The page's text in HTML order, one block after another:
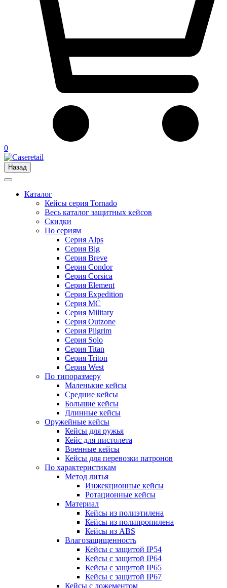
0
Назад
Каталог
Кейсы серия Tornado
Весь каталог защитных кейсов
Скидки
По сериям
Серия Alps
Серия Big
Серия Breve
Серия Condor
Серия Corsica
Серия Element
Серия Expedition
Серия MC
Серия Military
Серия Outzone
Серия Pilgrim
Серия Solo
Серия Titan
Серия Triton
Серия West
По типоразмеру
Маленькие кейсы
Средние кейсы
Большие кейсы
Длинные кейсы
Оружейные кейсы
Кейсы для ружья
Кейс для пистолета
Военные кейсы
Кейсы для перевозки патронов
По характеристикам
Метод литья
Инжекционные кейсы
Ротационные кейсы
Материал
Кейсы из полиэтилена
Кейсы из полипропилена
Кейсы из ABS
Влагозащищенность
Кейсы c защитой IP54
Кейсы c защитой IP64
Кейсы c защитой IP65
Кейсы c защитой IP67
Кейсы с ложементом